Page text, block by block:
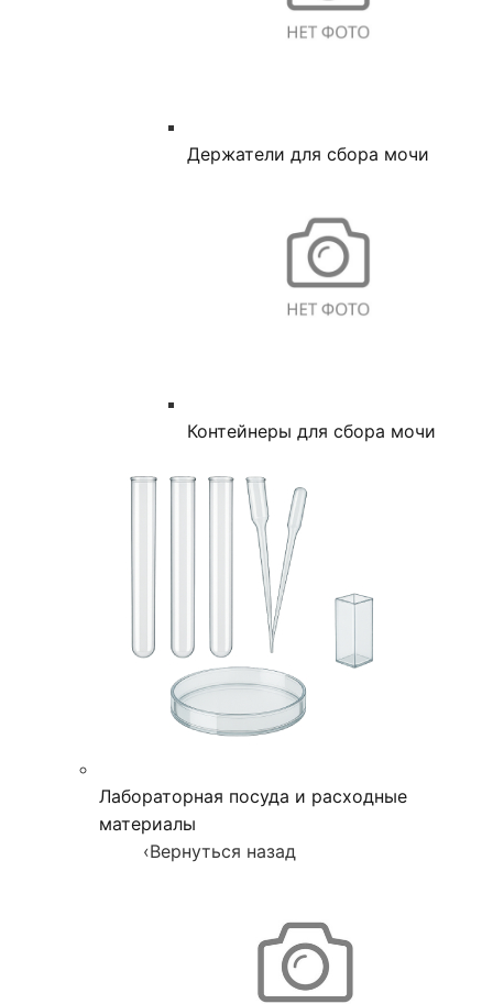
Держатели для сбора мочи
Контейнеры для сбора мочи
Лабораторная посуда и расходные
материалы
‹Вернуться назад